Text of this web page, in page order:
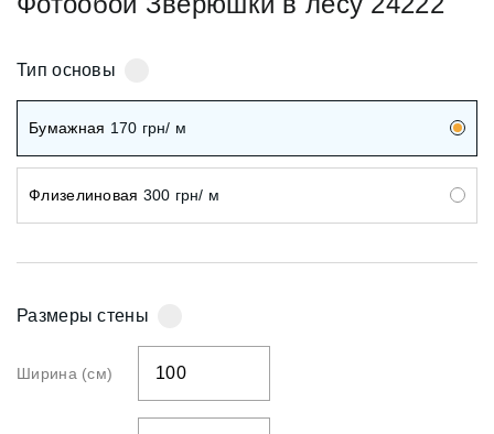
Тип основы
Бумажная 170 грн/ м
Флизелиновая 300 грн/ м
Размеры стены
Ширина (см)